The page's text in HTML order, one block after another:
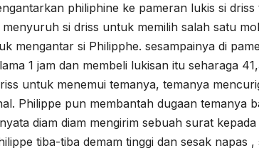
philiphine ke pameran lukis si
si driss untuk memilih salah satu
mengantar si Philipphe. sesampainya di
1 jam dan membeli lukisan itu seharaga
untuk menemui temanya, temanya
Philippe pun membantah dugaan temanya
diam diam mengirim sebuah surat
tiba-tiba demam tinggi dan sesak napas